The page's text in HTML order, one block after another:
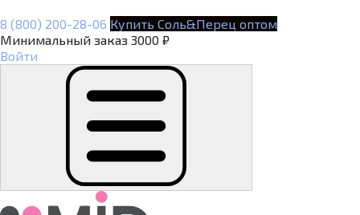
8 (800) 200-28-06 Купить Соль&Перец оптом
Минимальный заказ 3000 ₽
Войти